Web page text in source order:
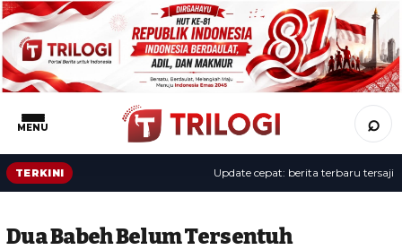
MENU ⌕
TERKINI Update cepat: berita terbaru tersaji
Dua Babeh Belum Tersentuh